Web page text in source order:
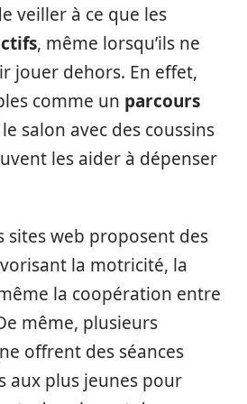
veiller à ce que les
, même lorsqu’ils ne
jouer dehors. En effet,
comme un parcours
salon avec des coussins
les aider à dépenser
sites web proposent des
la motricité, la
la coopération entre
même, plusieurs
offrent des séances
aux plus jeunes pour